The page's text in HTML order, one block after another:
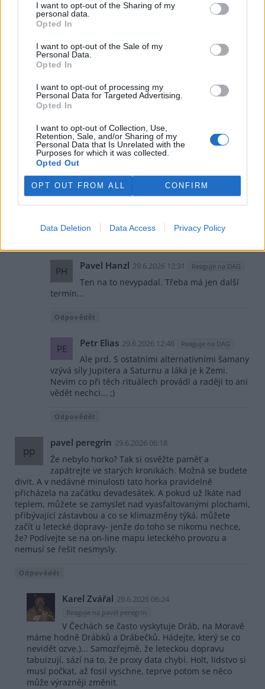
I want to opt-out of the Sharing of my
personal data.
Opted In
I want to opt-out of the Sale of my
Personal Data.
Opted In
I want to opt-out of processing my
Personal Data for Targeted Advertising.
Opted In
I want to opt-out of Collection, Use,
Retention, Sale, and/or Sharing of my
Personal Data that Is Unrelated with the
Purposes for which it was collected.
Opted Out
OPT OUT FROM ALL CONFIRM
Data Deletion Data Access Privacy Policy
PH Pavel Hanzl 29.6.2026 08:03 Reaguje na Petr Elias
A kde je vlastně mistr Kalenda a jeho "integrál
další se měly už výrazně ochlazovat. Jednu dobu se tu
prezentoval velmi výrazně.
Odpovědět
Pavel Hanzl
Reaguje na Pavel Hanzl
Sorry jako, rok 2023 samozřejmě!!!
Odpovědět
DA DAG 29.6.2026 12:17 Reaguje na Pavel Hanzl
Spáchal harakiri, protože se nezačalo
PH Pavel Hanzl 29.6.2026 12:31 Reaguje na DAG
Ten na to nevypadal. Třeba má jen další
termín...
Odpovědět
PE Petr Elias 29.6.2026 12:46 Reaguje na DAG
Ale prd. S ostatními alternativními šamany
vzývá síly Jupitera a Saturnu a láká je k Zemi.
Nevím co při těch rituálech provádí a raději to ani
vědět nechci... ;)
Odpovědět
pp
pavel peregrin 29.6.2026 06:18
Že nebylo horko? Tak si osvěžte paměť a
zapátrejte ve starých kronikách. Možná se budete
divit. A v nedávné minulosti tato horka pravidelně
přicházela na začátku devadesátek. A pokud už lkáte nad
teplem, můžete se zamyslet nad vyasfaltovanými plochami,
přibývající zástavbou a co se klimazměny týká, můžete
začít u letecké dopravy- jenže do toho se nikomu nechce,
že? Podívejte se na on-line mapu leteckého provozu a
nemusí se řešit nesmysly.
Odpovědět
Karel Zvářal 29.6.2026 06:24
Reaguje na pavel peregrin
V Čechách se často vyskytuje Dráb, na Moravě
máme hodně Drábků a Drábečků. Hádejte, který se co
nevidět ozve.)... Samozřejmě, že leteckou dopravu
tabuizují, sází na to, že proxy data chybí. Holt, lidstvo si
musí počkat, až fosil vyschne, teprve potom se něco
může výrazněji změnit.